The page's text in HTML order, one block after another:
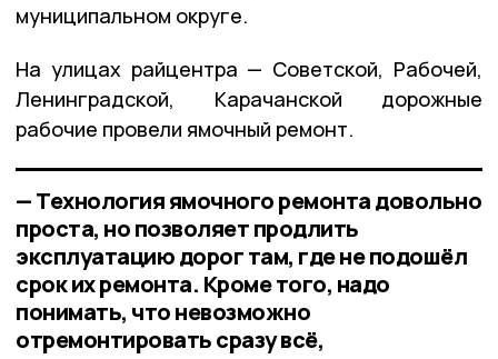
муниципальном округе.
На улицах райцентра — Советской, Рабочей,
Ленинградской, Карачанской дорожные
рабочие провели ямочный ремонт.
— Технология ямочного ремонта довольно
проста, но позволяет продлить
эксплуатацию дорог там, где не подошёл
срок их ремонта. Кроме того, надо
понимать, что невозможно
отремонтировать сразу всё,